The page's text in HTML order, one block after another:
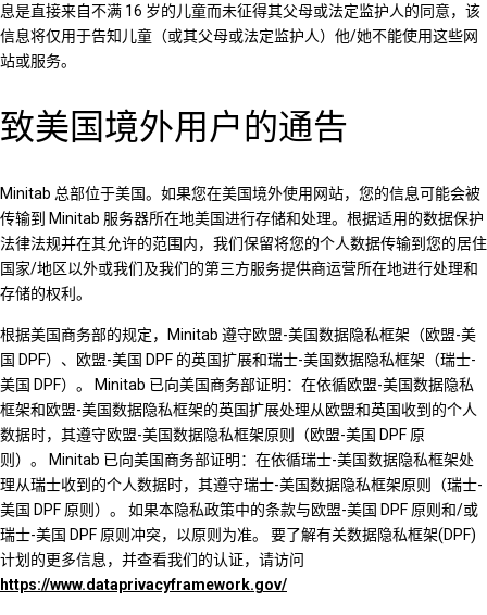
息是直接来自不满 16 岁的儿童而未征得其父母或法定监护人的同意，该
信息将仅用于告知儿童（或其父母或法定监护人）他/她不能使用这些网
站或服务。
致美国境外用户的通告
Minitab 总部位于美国。如果您在美国境外使用网站，您的信息可能会被
传输到 Minitab 服务器所在地美国进行存储和处理。根据适用的数据保护
法律法规并在其允许的范围内，我们保留将您的个人数据传输到您的居住
国家/地区以外或我们及我们的第三方服务提供商运营所在地进行处理和
存储的权利。
根据美国商务部的规定，Minitab 遵守欧盟-美国数据隐私框架（欧盟-美
国 DPF）、欧盟-美国 DPF 的英国扩展和瑞士-美国数据隐私框架（瑞士-
美国 DPF）。 Minitab 已向美国商务部证明：在依循欧盟-美国数据隐私
框架和欧盟-美国数据隐私框架的英国扩展处理从欧盟和英国收到的个人
数据时，其遵守欧盟-美国数据隐私框架原则（欧盟-美国 DPF 原
则）。 Minitab 已向美国商务部证明：在依循瑞士-美国数据隐私框架处
理从瑞士收到的个人数据时，其遵守瑞士-美国数据隐私框架原则（瑞士-
美国 DPF 原则）。 如果本隐私政策中的条款与欧盟-美国 DPF 原则和/或
瑞士-美国 DPF 原则冲突，以原则为准。 要了解有关数据隐私框架(DPF)
计划的更多信息，并查看我们的认证，请访问
https://www.dataprivacyframework.gov/